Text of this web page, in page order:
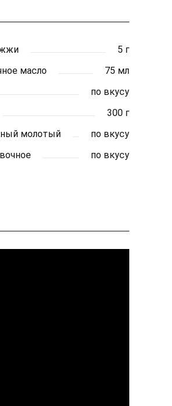
5 г
масло
75 мл
по вкусу
300 г
молотый
по вкусу
по вкусу